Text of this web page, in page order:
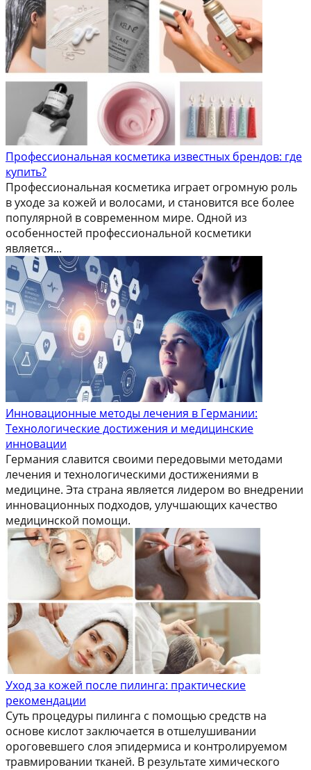
Профессиональная косметика известных брендов: где
купить?
Профессиональная косметика играет огромную роль
в уходе за кожей и волосами, и становится все более
популярной в современном мире. Одной из
особенностей профессиональной косметики
является...
Инновационные методы лечения в Германии:
Технологические достижения и медицинские
инновации
Германия славится своими передовыми методами
лечения и технологическими достижениями в
медицине. Эта страна является лидером во внедрении
инновационных подходов, улучшающих качество
медицинской помощи.
Уход за кожей после пилинга: практические
рекомендации
Суть процедуры пилинга с помощью средств на
основе кислот заключается в отшелушивании
ороговевшего слоя эпидермиса и контролируемом
травмировании тканей. В результате химического